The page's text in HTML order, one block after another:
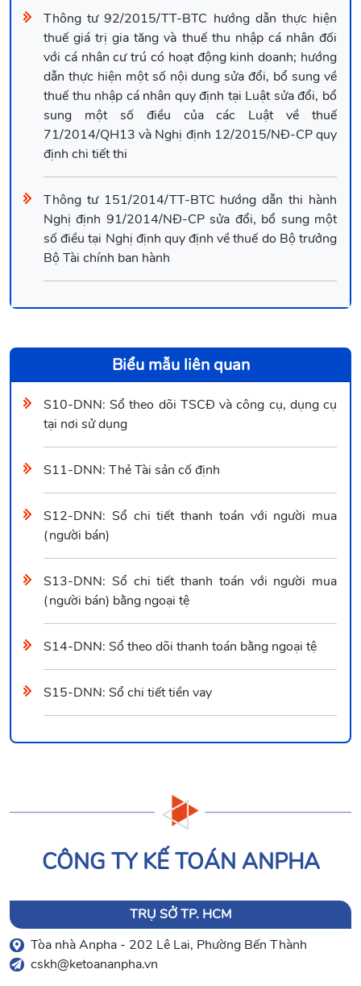
Thông tư 92/2015/TT-BTC hướng dẫn thực hiện
thuế giá trị gia tăng và thuế thu nhập cá nhân đối
với cá nhân cư trú có hoạt động kinh doanh; hướng
dẫn thực hiện một số nội dung sửa đổi, bổ sung về
thuế thu nhập cá nhân quy định tại Luật sửa đổi, bổ
sung một số điều của các Luật về thuế
71/2014/QH13 và Nghị định 12/2015/NĐ-CP quy
định chi tiết thi
Thông tư 151/2014/TT-BTC hướng dẫn thi hành
Nghị định 91/2014/NĐ-CP sửa đổi, bổ sung một
số điều tại Nghị định quy định về thuế do Bộ trưởng
Bộ Tài chính ban hành
Biểu mẫu liên quan
S10-DNN: Sổ theo dõi TSCĐ và công cụ, dụng cụ
tại nơi sử dụng
S11-DNN: Thẻ Tài sản cố định
S12-DNN: Sổ chi tiết thanh toán với người mua
(người bán)
S13-DNN: Sổ chi tiết thanh toán với người mua
(người bán) bằng ngoại tệ
S14-DNN: Sổ theo dõi thanh toán bằng ngoại tệ
S15-DNN: Sổ chi tiết tiền vay
CÔNG TY KẾ TOÁN ANPHA
TRỤ SỞ TP. HCM
Tòa nhà Anpha - 202 Lê Lai, Phường Bến Thành
cskh@ketoananpha.vn